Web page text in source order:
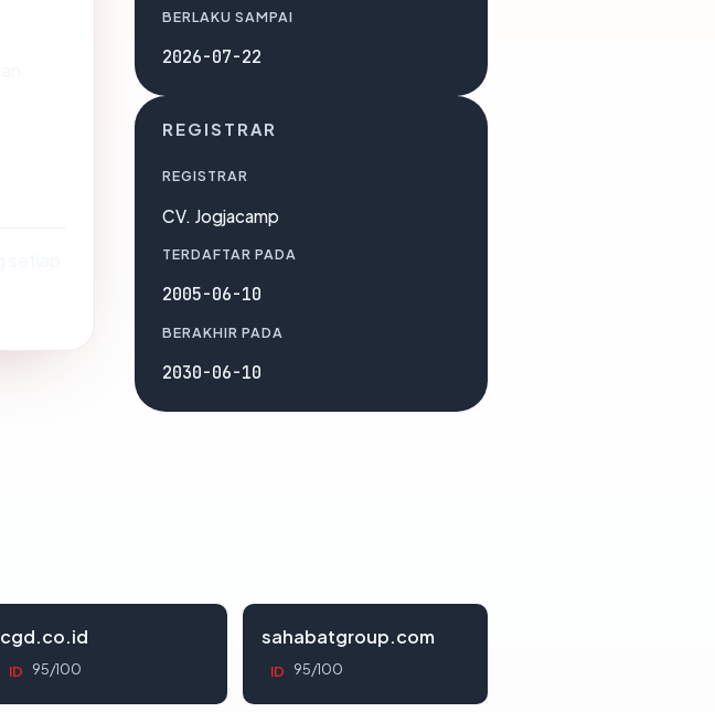
BERLAKU SAMPAI
2026-07-22
REGISTRAR
REGISTRAR
CV. Jogjacamp
TERDAFTAR PADA
2005-06-10
BERAKHIR PADA
2030-06-10
cgd.co.id
ID 95/100
sahabatgroup.com
ID 95/100